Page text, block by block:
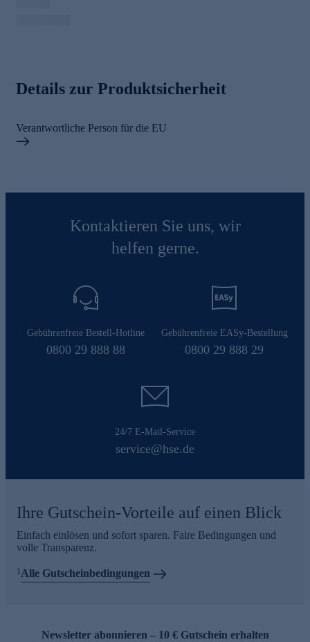
Details zur Produktsicherheit
Verantwortliche Person für die EU
Kontaktieren Sie uns, wir
helfen gerne.
Gebührenfreie Bestell-Hotline
0800 29 888 88
Gebührenfreie EASy-Bestellung
0800 29 888 29
24/7 E-Mail-Service
service@hse.de
Ihre Gutschein-Vorteile auf einen Blick
Einfach einlösen und sofort sparen. Faire Bedingungen und
volle Transparenz.
1 Alle Gutscheinbedingungen
Newsletter abonnieren – 10 € Gutschein erhalten